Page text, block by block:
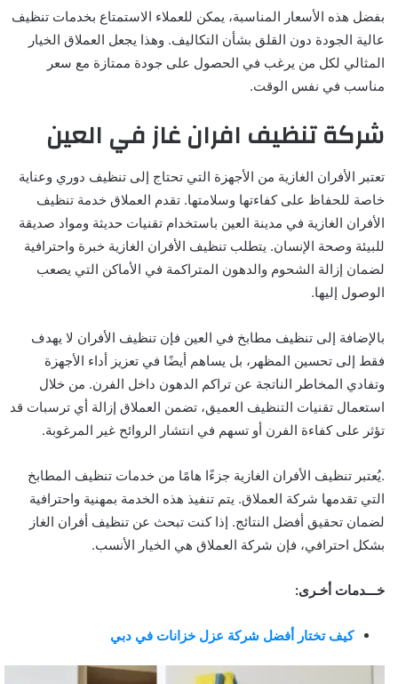
بفضل هذه الأسعار المناسبة، يمكن للعملاء الاستمتاع بخدمات تنظيف
عالية الجودة دون القلق بشأن التكاليف. وهذا يجعل العملاق الخيار
المثالي لكل من يرغب في الحصول على جودة ممتازة مع سعر
مناسب في نفس الوقت.
شركة تنظيف افران غاز في العين
تعتبر الأفران الغازية من الأجهزة التي تحتاج إلى تنظيف دوري وعناية
خاصة للحفاظ على كفاءتها وسلامتها. تقدم العملاق خدمة تنظيف
الأفران الغازية في مدينة العين باستخدام تقنيات حديثة ومواد صديقة
للبيئة وصحة الإنسان. يتطلب تنظيف الأفران الغازية خبرة واحترافية
لضمان إزالة الشحوم والدهون المتراكمة في الأماكن التي يصعب
الوصول إليها.
بالإضافة إلى تنظيف مطابخ في العين فإن تنظيف الأفران لا يهدف
فقط إلى تحسين المظهر، بل يساهم أيضًا في تعزيز أداء الأجهزة
وتفادي المخاطر الناتجة عن تراكم الدهون داخل الفرن. من خلال
استعمال تقنيات التنظيف العميق، تضمن العملاق إزالة أي ترسبات قد
تؤثر على كفاءة الفرن أو تسهم في انتشار الروائح غير المرغوبة.
.يُعتبر تنظيف الأفران الغازية جزءًا هامًا من خدمات تنظيف المطابخ
التي تقدمها شركة العملاق. يتم تنفيذ هذه الخدمة بمهنية واحترافية
لضمان تحقيق أفضل النتائج. إذا كنت تبحث عن تنظيف أفران الغاز
بشكل احترافي، فإن شركة العملاق هي الخيار الأنسب.
خـــدمات أخـرى:
كيف تختار أفضل شركة عزل خزانات في دبي